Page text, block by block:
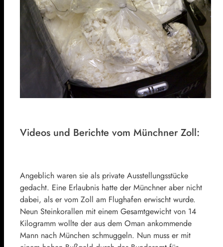
Videos und Berichte vom Münchner Zoll:
Angeblich waren sie als private Ausstellungsstücke
gedacht. Eine Erlaubnis hatte der Münchner aber nicht
dabei, als er vom Zoll am Flughafen erwischt wurde.
Neun Steinkorallen mit einem Gesamtgewicht von 14
Kilogramm wollte der aus dem Oman ankommende
Mann nach München schmuggeln. Nun muss er mit